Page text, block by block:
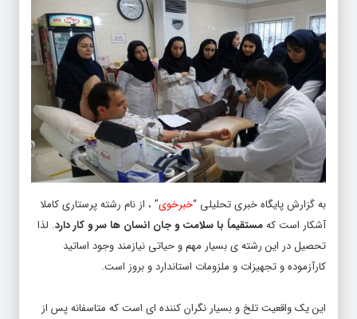
به گزارش پایگاه خبری تحلیلی “خبرخوی” ، از نام رشته پرستاری کاملا
آشکار است کهمستقیماً با سلامت و جان انسان ها سر و کار دارد. لذا
تحصیل در این رشته ی بسیار مهم و حیاتی نیازمند وجود اساتید
کارآزموده و تجهیزات و ملزومات استاندارد و بروز است.
رویش دانشگاه های غیردولتی و غیرانتفاعی و بعضاً بی نام و نشان، به